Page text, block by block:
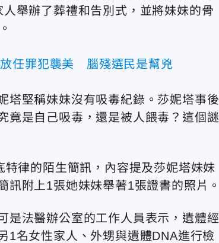
舉辦了葬禮和告別式，並將妹妹的骨
任罪犯襲美 腦殘選民是幫兇
塔堅稱妹妹沒有吸毒紀錄。莎妮塔事後
竟是自己吸毒，還是被人餵毒？這個謎
律的陌生簡訊，內容提及莎妮塔妹妹
附上1張她妹妹舉著1張證書的照片。
是法醫辦公室的工作人員表示，遺體經
1名女性家人、外甥與遺體DNA進行檢